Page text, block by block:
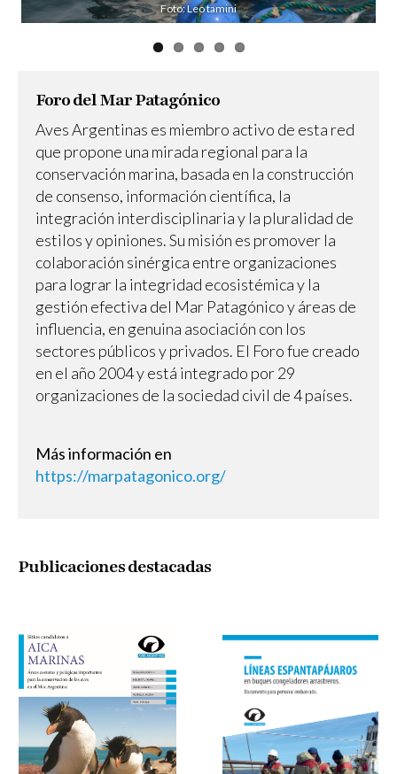
Foto: Leo Tamini
Foro del Mar Patagónico
Aves Argentinas es miembro activo de esta red
que propone una mirada regional para la
conservación marina, basada en la construcción
de consenso, información científica, la
integración interdisciplinaria y la pluralidad de
estilos y opiniones. Su misión es promover la
colaboración sinérgica entre organizaciones
para lograr la integridad ecosistémica y la
gestión efectiva del Mar Patagónico y áreas de
influencia, en genuina asociación con los
sectores públicos y privados. El Foro fue creado
en el año 2004 y está integrado por 29
organizaciones de la sociedad civil de 4 países.
Más información en
https://marpatagonico.org/
Publicaciones destacadas